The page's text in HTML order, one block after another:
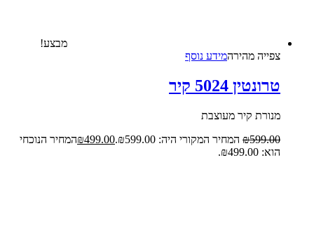
מבצע!
צפייה‬ ‫מהירה‬מידע נוסף
טרונטין 5024 קיר
מנורת קיר מעוצבת
₪599.00 המחיר המקורי היה: ₪599.00. ₪499.00
המחיר הנוכחי
הוא: ₪499.00.